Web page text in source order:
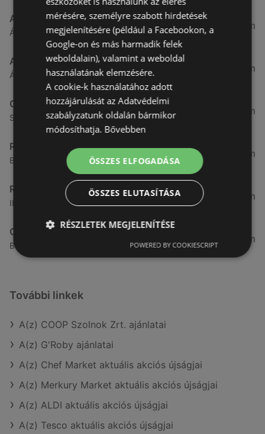
Aldi
Ágfalvi út 4/A., 9400 Sopron
3,26 km
ALDI
Ágfalvi út 4/a, 9400 Sopron
3,26 km
CBA
Somfalvi u. 14., 9400 Sopron
3,31 km
Reál
Besenyő u. 16., 9400 Sopron
3,32 km
Reál
Ibolya út 15., 9400 Sopron
3,41 km
CBA
Bánfalvi u. 14, 9400 Sopron
3,58 km
További linkek
A(z) COOP Szolnok Zrt. ajánlatai
A(z) G'Roby ajánlatai
A(z) Chef Market aktuális akciós újságjai
A(z) Merkury Market aktuális akciós újságjai
A(z) ALDI aktuális akciós újságjai
A(z) Tesco aktuális akciós újságjai
mérésére, személyre szabott hirdetések
megjelenítésére (például a Facebookon, a
Google-on és más harmadik felek
weboldalain), valamint a weboldal
használatának elemzésére.
A cookie-k használatához adott
hozzájárulását az Adatvédelmi
szabályzatunk oldalán bármikor
módosíthatja. Bővebben
ÖSSZES ELFOGADÁSA
ÖSSZES ELUTASÍTÁSA
RÉSZLETEK MEGJELENÍTÉSE
POWERED BY COOKIESCRIPT